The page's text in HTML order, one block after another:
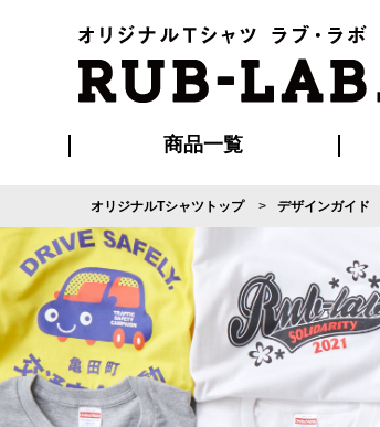
商品一覧
Tシャツ
ブルゾン・コート
ハッピ
オリジナルTシャツトップ デザインガイド